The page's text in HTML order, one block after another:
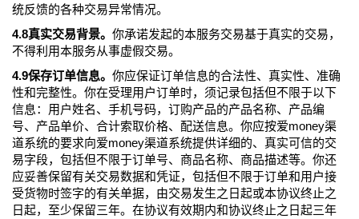
统反馈的各种交易异常情况。
4.8真实交易背景。 你承诺发起的本服务交易基于真实的交易，
不得利用本服务从事虚假交易。
4.9保存订单信息。 你应保证订单信息的合法性、真实性、准确
性和完整性。你在受理用户订单时，须记录包括但不限于以下
信息：用户姓名、手机号码，订购产品的产品名称、产品编
号、产品单价、合计索取价格、配送信息。你应按爱money渠
道系统的要求向爱money渠道系统提供详细的、真实可信的交
易字段，包括但不限于订单号、商品名称、商品描述等。你还
应妥善保留有关交易数据和凭证，包括但不限于订单和用户接
受货物时签字的有关单据，由交易发生之日起或本协议终止之
日起，至少保留三年。在协议有效期内和协议终止之日起三年